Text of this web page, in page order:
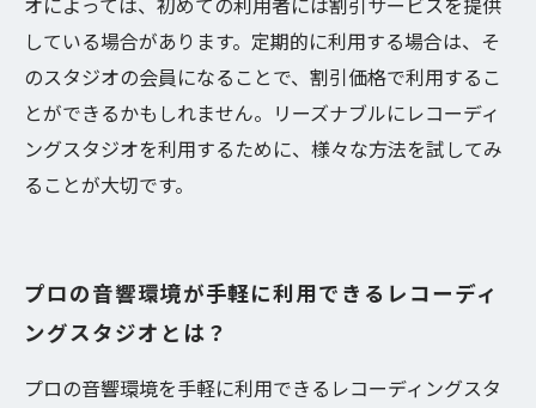
している場合があります。定期的に利用する場合は、そ
のスタジオの会員になることで、割引価格で利用するこ
とができるかもしれません。リーズナブルにレコーディ
ングスタジオを利用するために、様々な方法を試してみ
ることが大切です。
プロの音響環境が手軽に利用できるレコーディ
ングスタジオとは？
プロの音響環境を手軽に利用できるレコーディングスタ